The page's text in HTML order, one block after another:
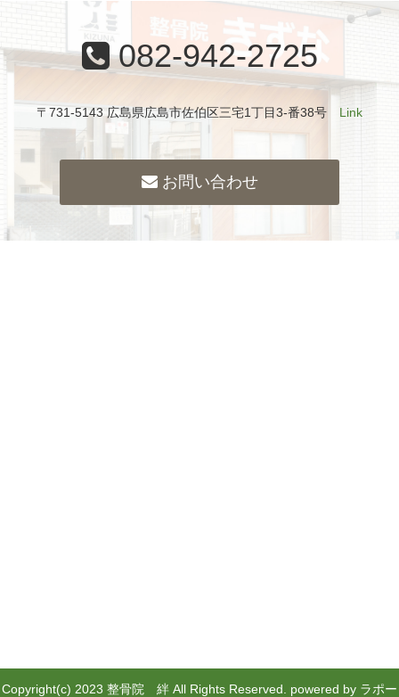
082-942-2725
〒731-5143 広島県広島市佐伯区三宅1丁目3-番38号 Link
お問い合わせ
Copyright(c) 2023 整骨院 絆 All Rights Reserved. powered by ラポー